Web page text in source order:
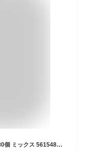
【Loacker】ローカー ミニーズ アソート 80個 ミックス 561548小分け シェア ウエハース チョコレート 大容量 シェア 大量 お菓子 誕生日 プレゼント パーティー コストコ キャラメルカフェ 通販 直送 チョコ 2026 ホワイトデー 個包装 ばらまき